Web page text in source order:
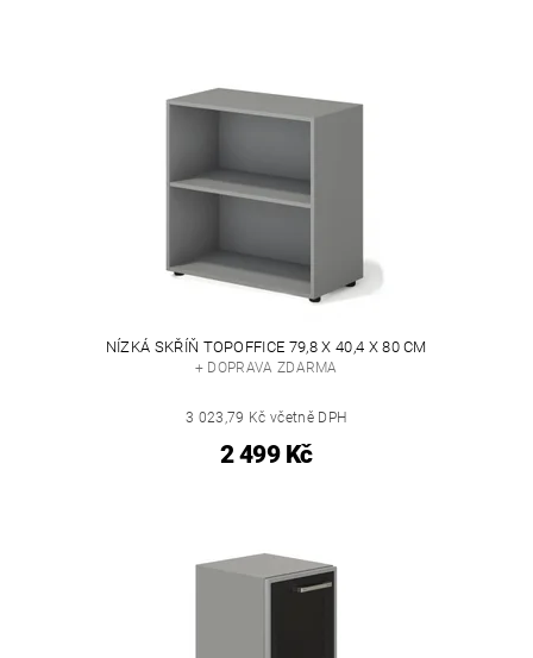
NÍZKÁ SKŘÍŇ TOPOFFICE 79,8 X 40,4 X 80 CM
+ DOPRAVA ZDARMA
3 023,79 Kč včetně DPH
2 499 Kč